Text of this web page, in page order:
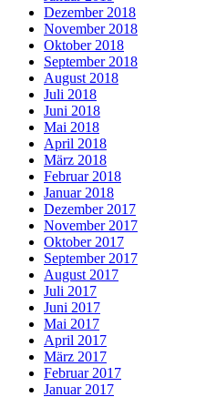
Dezember 2018
November 2018
Oktober 2018
September 2018
August 2018
Juli 2018
Juni 2018
Mai 2018
April 2018
März 2018
Februar 2018
Januar 2018
Dezember 2017
November 2017
Oktober 2017
September 2017
August 2017
Juli 2017
Juni 2017
Mai 2017
April 2017
März 2017
Februar 2017
Januar 2017